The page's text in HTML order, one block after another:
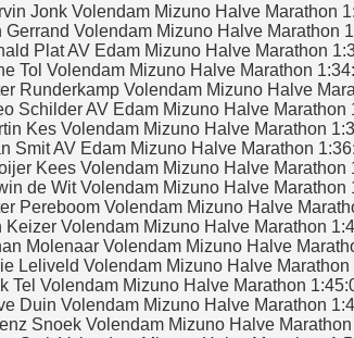
Jonk Volendam Mizuno Halve Marathon
Gerrand Volendam Mizuno Halve Marathon
Plat AV Edam Mizuno Halve Marathon
Tol Volendam Mizuno Halve Marathon
Runderkamp Volendam Mizuno Halve
Schilder AV Edam Mizuno Halve Marathon
Kes Volendam Mizuno Halve Marathon
Smit AV Edam Mizuno Halve Marathon
Kees Volendam Mizuno Halve Marathon
de Wit Volendam Mizuno Halve Marathon
Pereboom Volendam Mizuno Halve
Keizer Volendam Mizuno Halve Marathon
Molenaar Volendam Mizuno Halve
Leliveld Volendam Mizuno Halve Marathon
Tel Volendam Mizuno Halve Marathon
Duin Volendam Mizuno Halve Marathon
Snoek Volendam Mizuno Halve